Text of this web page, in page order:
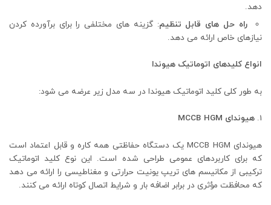
دهد.
راه حل های قابل تنظیم: گزینه های مختلفی را برای برآورده کردن
نیازهای خاص ارائه می دهد.
انواع کلیدهای اتوماتیک هیوندا
به طور کلی کلید اتوماتیک هیوندا در سه مدل زیر عرضه می شود:
هیوندای MCCB HGM
هیوندای MCCB HGM یک دستگاه حفاظتی همه کاره و قابل اعتماد است
که برای کاربردهای عمومی طراحی شده است. این نوع کلید اتوماتیک
ترکیبی از مکانیسم های تریپ یونیت حرارتی و مغناطیسی را ارائه می دهد
که محافظت مؤثری در برابر اضافه بار و شرایط اتصال کوتاه ارائه می کنند.